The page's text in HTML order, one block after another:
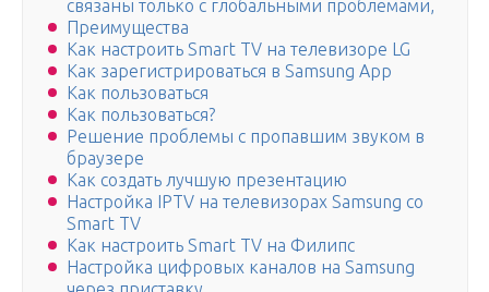
связаны только с глобальными проблемами,
Преимущества
Как настроить Smart TV на телевизоре LG
Как зарегистрироваться в Samsung App
Как пользоваться
Как пользоваться?
Решение проблемы с пропавшим звуком в
браузере
Как создать лучшую презентацию
Настройка IPTV на телевизорах Samsung со
Smart TV
Как настроить Smart TV на Филипс
Настройка цифровых каналов на Samsung